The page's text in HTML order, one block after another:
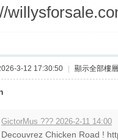
3-12 17:30:50 顯示全部樓層
GictorMus ??? 2026-2-11 14:00
Decouvrez Chicken Road !